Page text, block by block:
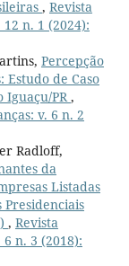
, Revista
n. 1 (2024):
Percepção
Estudo de Caso
Iguaçu/PR,
v. 6 n. 2
Radloff,
da
Listadas
Presidenciais
, Revista
n. 3 (2018):